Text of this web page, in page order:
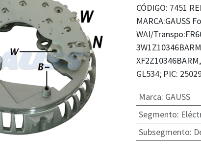
CÓDIGO: 7451
MARCA:GAUSS
WAI/
GL534; PIC:
Marca: GAUSS
Segmento:
Subsegmento: